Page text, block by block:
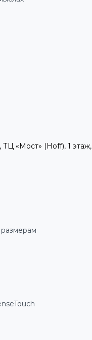
«Мост» (Hoff), 1